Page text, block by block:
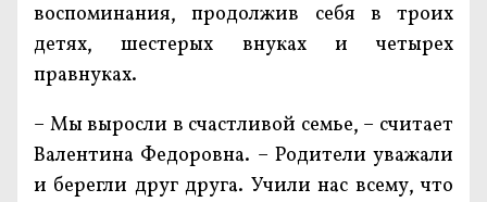
воспоминания, продолжив себя в троих
детях, шестерых внуках и четырех
правнуках.
– Мы выросли в счастливой семье, – считает
Валентина Федоровна. – Родители уважали
и берегли друг друга. Учили нас всему, что